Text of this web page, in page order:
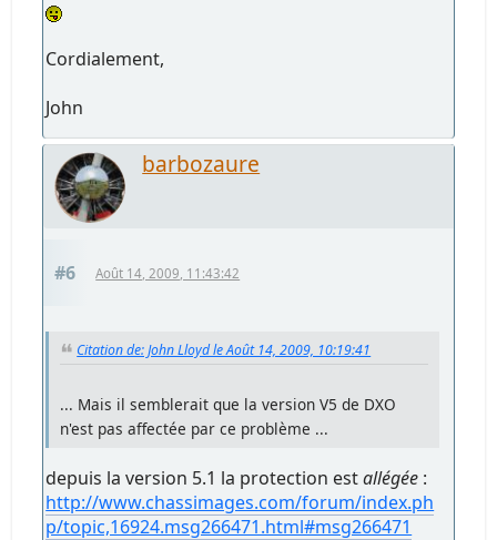
Cordialement,
John
barbozaure
#6 Août 14, 2009, 11:43:42
Citation de: John Lloyd le Août 14, 2009, 10:19:41
... Mais il semblerait que la version V5 de DXO
n'est pas affectée par ce problème ...
depuis la version 5.1 la protection estallégée :
http://www.chassimages.com/forum/index.ph
p/topic,16924.msg266471.html#msg266471